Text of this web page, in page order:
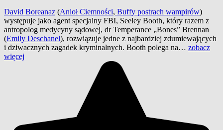
David Boreanaz (Anioł Ciemności, Buffy postrach wampirów)
występuje jako agent specjalny FBI, Seeley Booth, który razem z
antropolog medycyny sądowej, dr Temperance „Bones” Brennan
(Emily Deschanel), rozwiązuje jedne z najbardziej zdumiewających
i dziwacznych zagadek kryminalnych. Booth polega na… zobacz
więcej